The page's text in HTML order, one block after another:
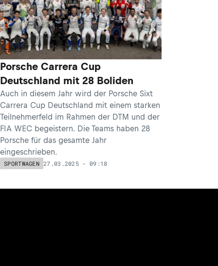
Porsche Carrera Cup
Deutschland mit 28 Boliden
Auch in diesem Jahr wird der Porsche Sixt
Carrera Cup Deutschland mit einem starken
Teilnehmerfeld im Rahmen der DTM und der
FIA WEC begeistern. Die Teams haben 28
Porsche für das gesamte Jahr
eingeschrieben.
SPORTWAGEN 27.03.2025 - 09:18